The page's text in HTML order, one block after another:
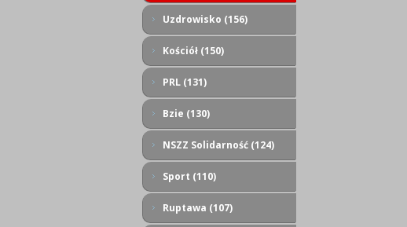
Uzdrowisko (156)
Kościół (150)
PRL (131)
Bzie (130)
NSZZ Solidarność (124)
Sport (110)
Ruptawa (107)